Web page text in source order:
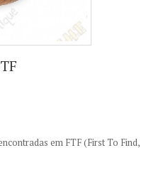
em FTF (First To Find,